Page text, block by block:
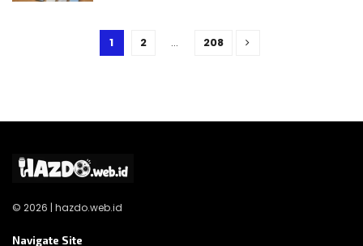
1 2 … 208
© 2026 | hazdo.web.id
Navigate Site